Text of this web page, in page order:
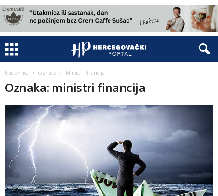
Naslovnica Oznake Ministri financija
Oznaka: ministri financija